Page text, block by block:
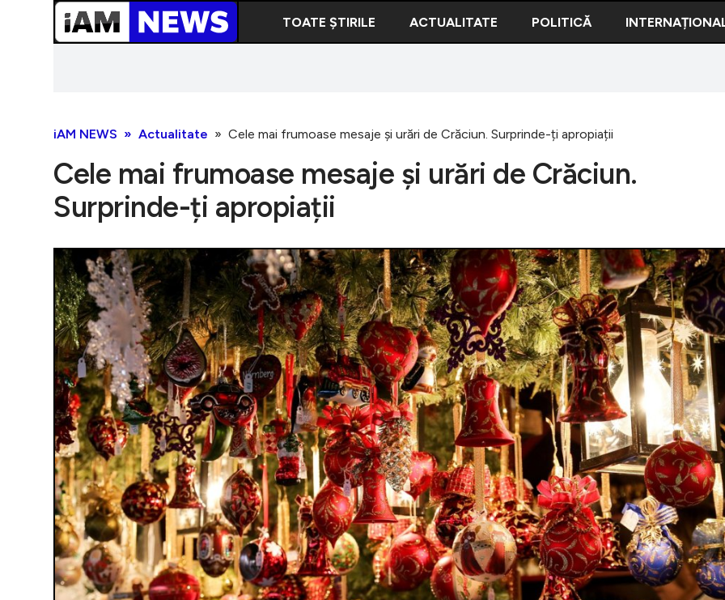
TOATE ȘTIRILE ACTUALITATE POLITICĂ
iAM NEWS Actualitate Cele mai frumoase mesaje și urări de Crăciun. Surprinde-ți apropiații
Cele mai frumoase mesaje și urări de Crăciun.
Surprinde-ți apropiații